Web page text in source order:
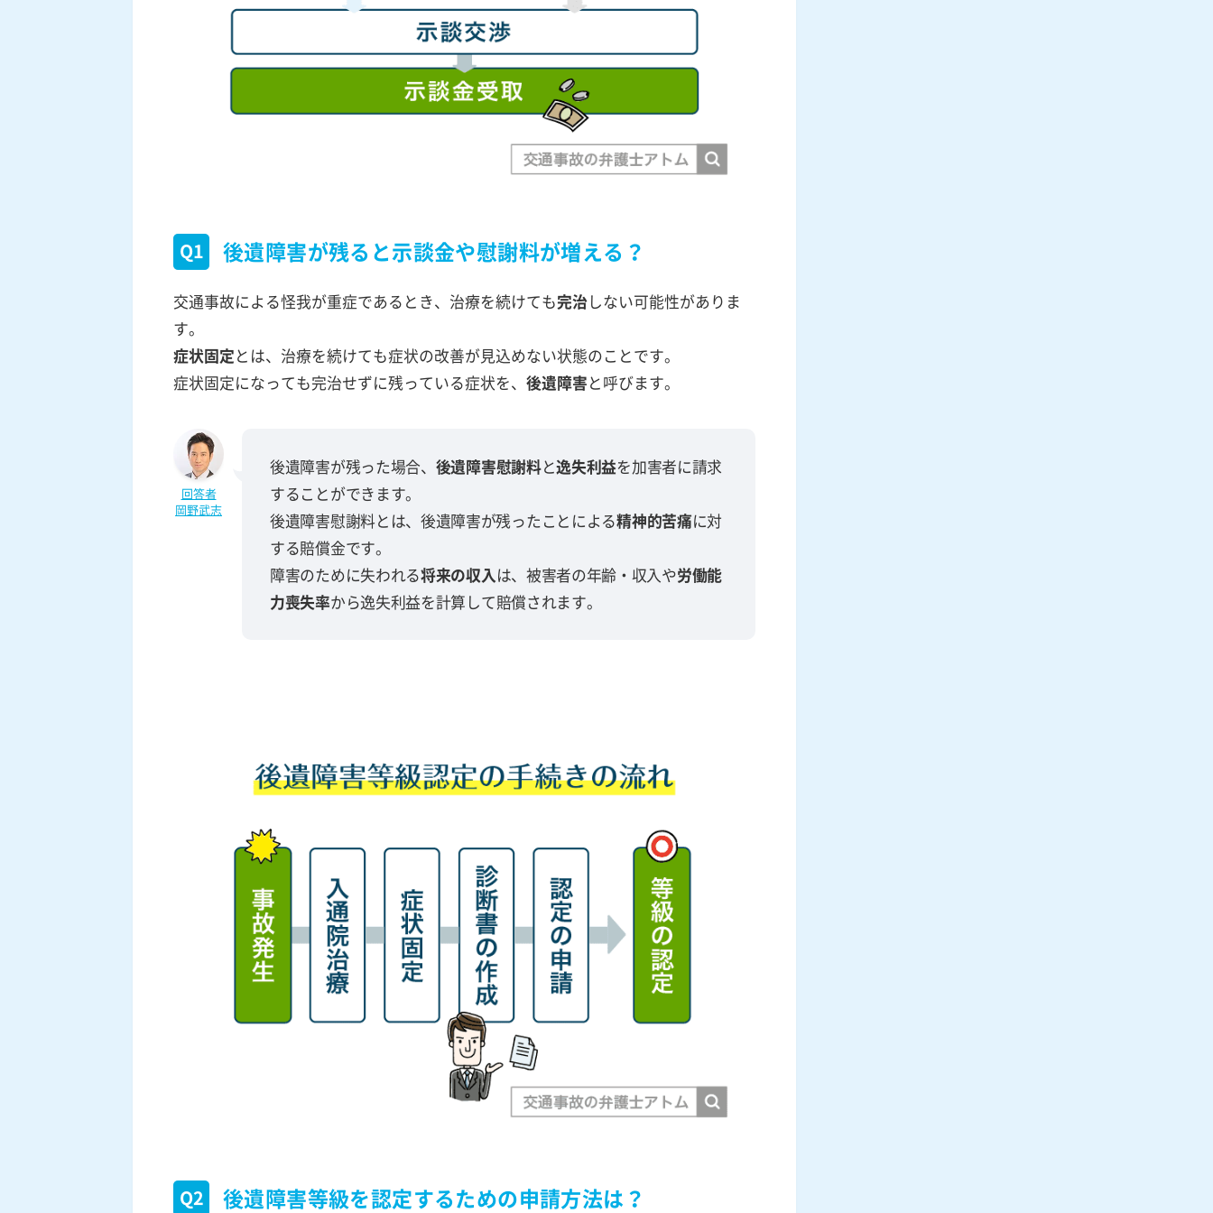
Q1 後遺障害が残ると示談金や慰謝料が増える？
交通事故による怪我が重症であるとき、治療を続けても完治 しない可能性がありま
す。
症状固定 とは、治療を続けても症状の改善が見込めない状態のことです。
症状固定になっても完治せずに残っている症状を、 後遺障害 と呼びます。
回答者
岡野武志
後遺障害が残った場合、 後遺障害慰謝料と逸失利益を加害者に請求
することができます。
後遺障害慰謝料とは、後遺障害が残ったことによる精神的苦痛に対
する賠償金です。
障害のために失われる将来の収入 は、被害者の年齢・収入や労働能
力喪失率から逸失利益を計算して賠償されます。
Q2 後遺障害等級を認定するための申請方法は？